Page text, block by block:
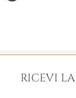
RICEVI